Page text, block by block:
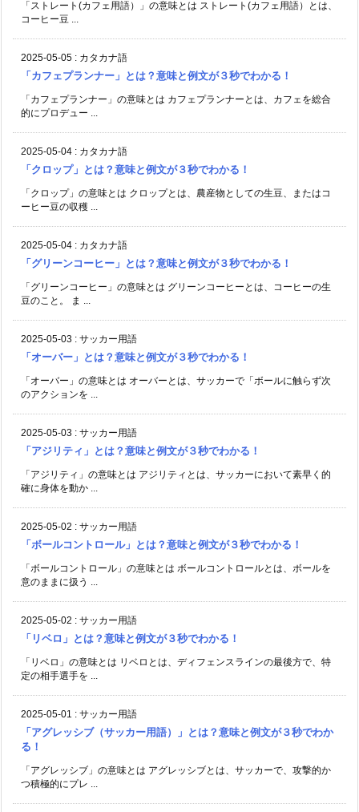
「ストレート(カフェ用語）」の意味とは ストレート(カフェ用語）とは、
コーヒー豆 ...
2025-05-05 : カタカナ語
「カフェプランナー」とは？意味と例文が３秒でわかる！
「カフェプランナー」の意味とは カフェプランナーとは、カフェを総合
的にプロデュー ...
2025-05-04 : カタカナ語
「クロップ」とは？意味と例文が３秒でわかる！
「クロップ」の意味とは クロップとは、農産物としての生豆、またはコ
ーヒー豆の収穫 ...
2025-05-04 : カタカナ語
「グリーンコーヒー」とは？意味と例文が３秒でわかる！
「グリーンコーヒー」の意味とは グリーンコーヒーとは、コーヒーの生
豆のこと。 ま ...
2025-05-03 : サッカー用語
「オーバー」とは？意味と例文が３秒でわかる！
「オーバー」の意味とは オーバーとは、サッカーで「ボールに触らず次
のアクションを ...
2025-05-03 : サッカー用語
「アジリティ」とは？意味と例文が３秒でわかる！
「アジリティ」の意味とは アジリティとは、サッカーにおいて素早く的
確に身体を動か ...
2025-05-02 : サッカー用語
「ボールコントロール」とは？意味と例文が３秒でわかる！
「ボールコントロール」の意味とは ボールコントロールとは、ボールを
意のままに扱う ...
2025-05-02 : サッカー用語
「リベロ」とは？意味と例文が３秒でわかる！
「リベロ」の意味とは リベロとは、ディフェンスラインの最後方で、特
定の相手選手を ...
2025-05-01 : サッカー用語
「アグレッシブ（サッカー用語）」とは？意味と例文が３秒でわか
る！
「アグレッシブ」の意味とは アグレッシブとは、サッカーで、攻撃的か
つ積極的にプレ ...